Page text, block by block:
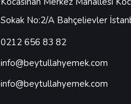
Sokak No:2/A Bahçelievler
0212 656 83 82
info@beytullahyemek.com
info@beytullahyemek.com